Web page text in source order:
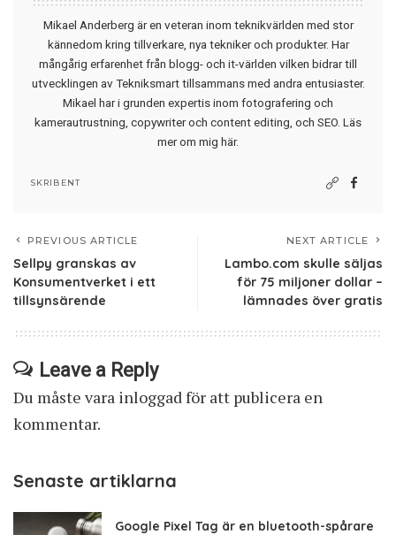
Mikael Anderberg är en veteran inom teknikvärlden med stor
kännedom kring tillverkare, nya tekniker och produkter. Har
mångårig erfarenhet från blogg- och it-världen vilken bidrar till
utvecklingen av Tekniksmart tillsammans med andra entusiaster.
Mikael har i grunden expertis inom fotografering och
kamerautrustning, copywriter och content editing, och SEO. Läs
mer om mig här.
SKRIBENT
PREVIOUS ARTICLE
Sellpy granskas av
Konsumentverket i ett
tillsynsärende
NEXT ARTICLE
Lambo.com skulle säljas
för 75 miljoner dollar –
lämnades över gratis
Leave a Reply
Du måste vara inloggadför att publicera en
kommentar.
Senaste artiklarna
Google Pixel Tag är en bluetooth-spårare